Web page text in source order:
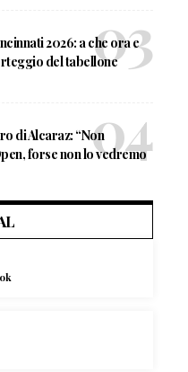
2026: a che ora e
del tabellone
di Alcaraz: “Non
forse non lo vedremo